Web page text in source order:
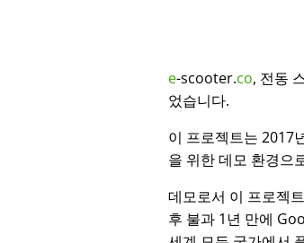
e-scooter.co, 전동
었습니다.
이 프로젝트는 2017
을 위한 데모 환경으
데모로서 이 프로젝
후 불과 1년 만에